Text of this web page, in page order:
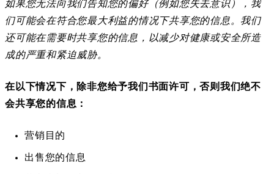
如果您无法向我们告知您的偏好（例如您失去意识），我
们可能会在符合您最大利益的情况下共享您的信息。我们
还可能在需要时共享您的信息，以减少对健康或安全所造
成的严重和紧迫威胁。
在以下情况下，除非您给予我们书面许可，否则我们绝不
会共享您的信息：
营销目的
出售您的信息